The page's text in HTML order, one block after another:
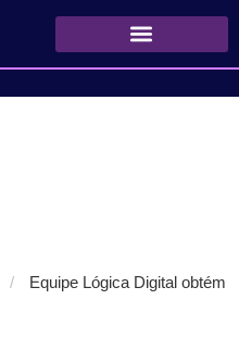
/
Equipe Lógica Digital obtém